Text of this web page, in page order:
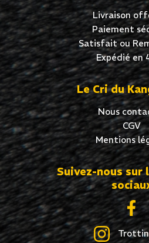
Livraison
Paiement
Satisfait ou
Expédié en
Le Cri du
Nous
CGV
Mentions
Suivez-nous sur